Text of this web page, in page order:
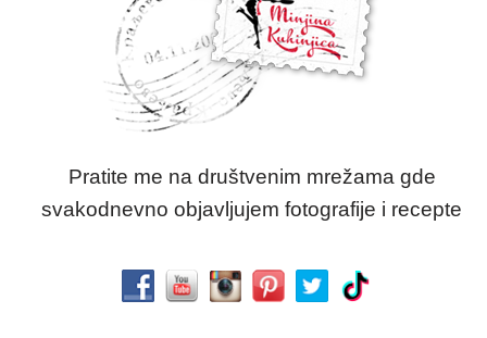
Pratite me na društvenim mrežama gde
svakodnevno objavljujem fotografije i recepte